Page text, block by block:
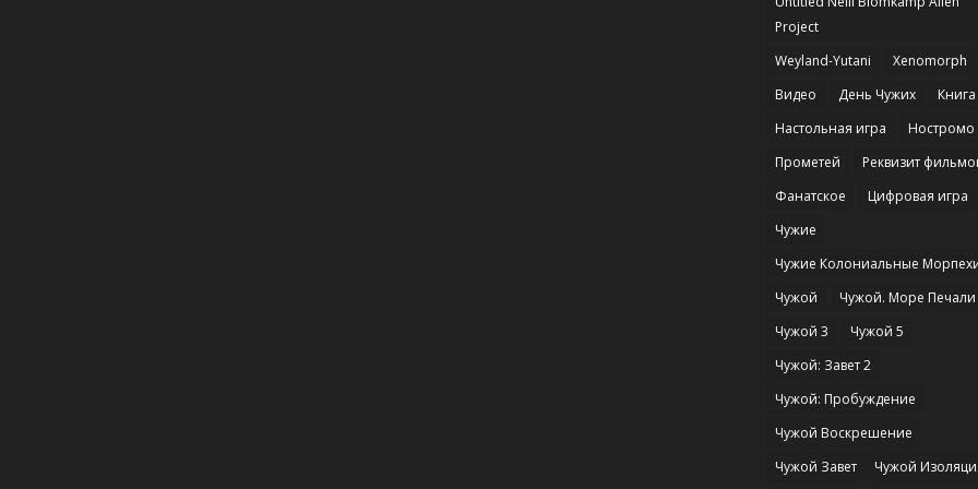
Project
Weyland-Yutani
Xenomorph
Видео
День Чужих
Книга
Настольная игра
Ностромо
Прометей
Реквизит
Фанатское
Цифровая игра
Чужие
Чужие Колониальные
Чужой
Чужой. Море Печали
Чужой 3
Чужой 5
Чужой: Завет 2
Чужой: Пробуждение
Чужой Воскрешение
Чужой Завет
Чужой